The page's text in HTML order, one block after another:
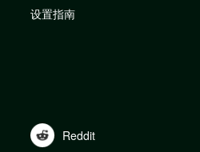
设置指南
Reddit